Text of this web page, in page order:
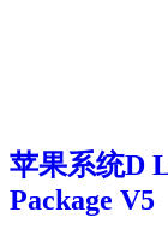
苹果系统D
Package V5